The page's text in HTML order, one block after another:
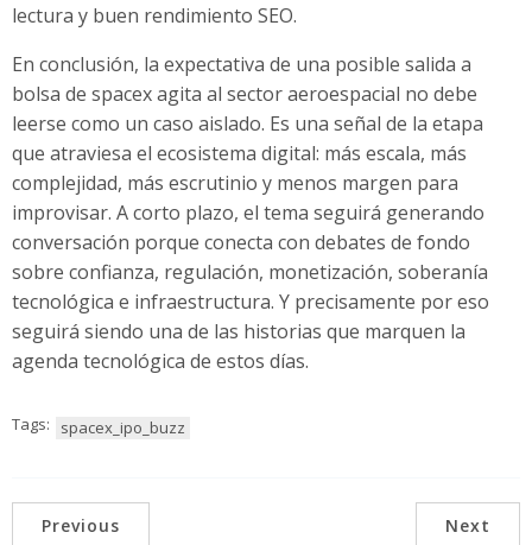
lectura y buen rendimiento SEO.
En conclusión, la expectativa de una posible salida a
bolsa de spacex agita al sector aeroespacial no debe
leerse como un caso aislado. Es una señal de la etapa
que atraviesa el ecosistema digital: más escala, más
complejidad, más escrutinio y menos margen para
improvisar. A corto plazo, el tema seguirá generando
conversación porque conecta con debates de fondo
sobre confianza, regulación, monetización, soberanía
tecnológica e infraestructura. Y precisamente por eso
seguirá siendo una de las historias que marquen la
agenda tecnológica de estos días.
Tags: spacex_ipo_buzz
Previous Next